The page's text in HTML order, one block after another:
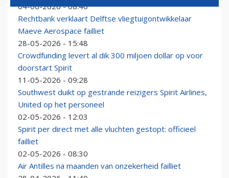
04-06-2026 - 08:40
Rechtbank verklaart Delftse vliegtuigontwikkelaar
Maeve Aerospace failliet
28-05-2026 - 15:48
Crowdfunding levert al dik 300 miljoen dollar op voor
doorstart Spirit
11-05-2026 - 09:28
Southwest duikt op gestrande reizigers Spirit Airlines,
United op het personeel
02-05-2026 - 12:03
Spirit per direct met alle vluchten gestopt: officieel
failliet
02-05-2026 - 08:30
Air Antilles na maanden van onzekerheid failliet